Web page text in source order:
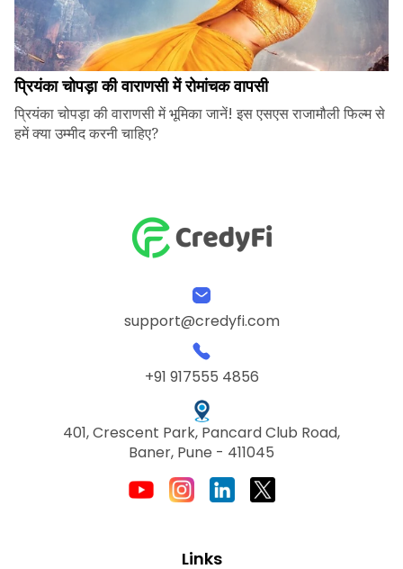
प्रियंका चोपड़ा की वाराणसी में रोमांचक वापसी
प्रियंका चोपड़ा की वाराणसी में भूमिका जानें! इस एसएस राजामौली फिल्म से
हमें क्या उम्मीद करनी चाहिए?
support@credyfi.com
+91 917555 4856
401, Crescent Park, Pancard Club Road,
Baner, Pune - 411045
Links